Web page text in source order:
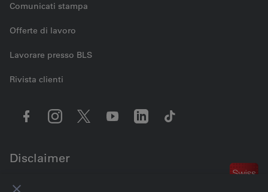
Comunicati stampa
Offerte di lavoro
Lavorare presso BLS
Rivista clienti
Disclaimer